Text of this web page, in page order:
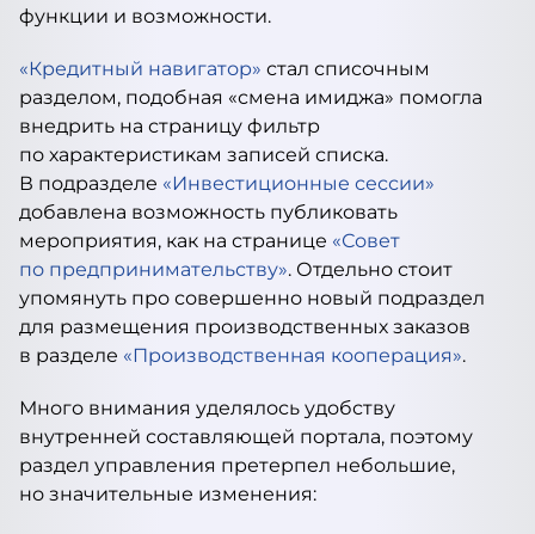
функции и возможности.
«Кредитный навигатор» стал списочным
разделом, подобная «смена имиджа» помогла
внедрить на страницу фильтр
по характеристикам записей списка.
В подразделе «Инвестиционные сессии»
добавлена возможность публиковать
мероприятия, как на странице «Совет
по предпринимательству». Отдельно стоит
упомянуть про совершенно новый подраздел
для размещения производственных заказов
в разделе «Производственная кооперация».
Много внимания уделялось удобству
внутренней составляющей портала, поэтому
раздел управления претерпел небольшие,
но значительные изменения: